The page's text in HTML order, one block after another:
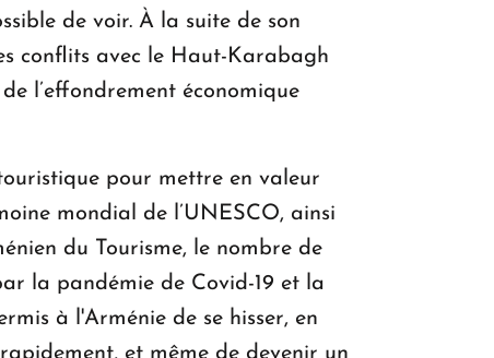
de voir. À la suite de son
conflits avec le Haut-Karabagh
l’effondrement économique
pour mettre en valeur
mondial de l’UNESCO, ainsi
du Tourisme, le nombre de
la pandémie de Covid-19 et la
à l'Arménie de se hisser, en